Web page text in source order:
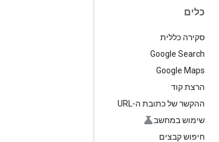
כלים
סקירה כללית
Google Search
Google Maps
הרצת קוד
ההקשר של כתובת ה-URL
שימוש במחשב
חיפוש קבצים